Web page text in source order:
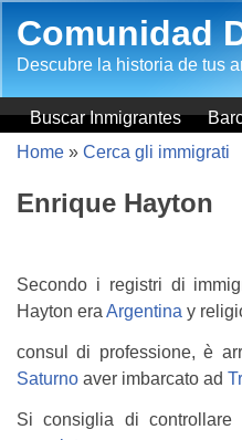
Comunidad
Descubre la historia de tus
Buscar Inmigrantes
Home » Cerca gli immigrati
Enrique Hayton
Secondo i registri di
Hayton era Argentina y
consul di professione, è
Saturno aver imbarcato ad
Si consiglia di controllare